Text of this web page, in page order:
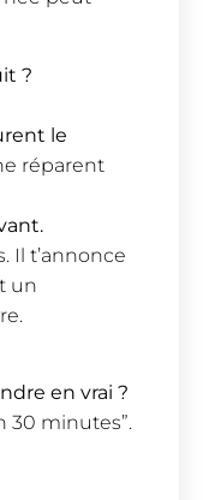
?
le
réparent
Il t’annonce
un
en vrai ?
30 minutes”.